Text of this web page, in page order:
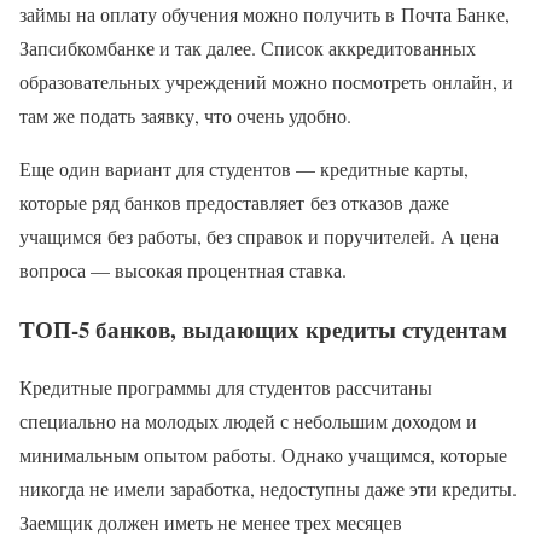
займы на оплату обучения можно получить в Почта Банке,
Запсибкомбанке и так далее. Список аккредитованных
образовательных учреждений можно посмотреть онлайн, и
там же подать заявку, что очень удобно.
Еще один вариант для студентов — кредитные карты,
которые ряд банков предоставляет без отказов даже
учащимся без работы, без справок и поручителей. А цена
вопроса — высокая процентная ставка.
ТОП-5 банков, выдающих кредиты студентам
Кредитные программы для студентов рассчитаны
специально на молодых людей с небольшим доходом и
минимальным опытом работы. Однако учащимся, которые
никогда не имели заработка, недоступны даже эти кредиты.
Заемщик должен иметь не менее трех месяцев